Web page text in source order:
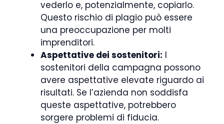
vederlo e, potenzialmente, copiarlo.
Questo rischio di plagio può essere
una preoccupazione per molti
imprenditori.
Aspettative dei sostenitori: I
sostenitori della campagna possono
avere aspettative elevate riguardo ai
risultati. Se l’azienda non soddisfa
queste aspettative, potrebbero
sorgere problemi di fiducia.